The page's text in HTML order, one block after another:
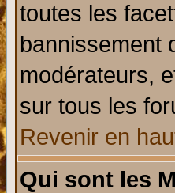
toutes les
bannissement
modérateurs,
sur tous les
Revenir en
Qui sont les